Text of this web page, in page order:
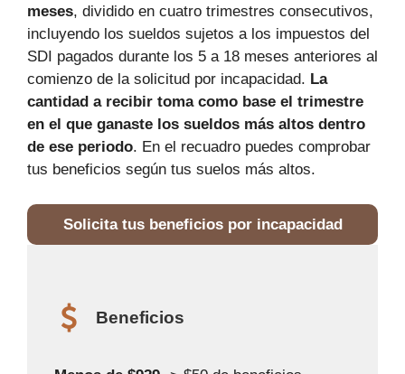
meses, dividido en cuatro trimestres consecutivos,
incluyendo los sueldos sujetos a los impuestos del
SDI pagados durante los 5 a 18 meses anteriores al
comienzo de la solicitud por incapacidad. La
cantidad a recibir toma como base el trimestre
en el que ganaste los sueldos más altos dentro
de ese periodo. En el recuadro puedes comprobar
tus beneficios según tus suelos más altos.
Solicita tus beneficios por incapacidad
Beneficios